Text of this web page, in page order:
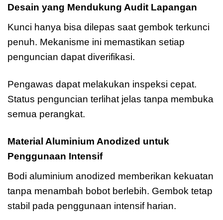
Desain yang Mendukung Audit Lapangan
Kunci hanya bisa dilepas saat gembok terkunci
penuh. Mekanisme ini memastikan setiap
penguncian dapat diverifikasi.
Pengawas dapat melakukan inspeksi cepat.
Status penguncian terlihat jelas tanpa membuka
semua perangkat.
Material Aluminium Anodized untuk
Penggunaan Intensif
Bodi aluminium anodized memberikan kekuatan
tanpa menambah bobot berlebih. Gembok tetap
stabil pada penggunaan intensif harian.